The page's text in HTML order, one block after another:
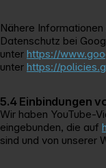
Nähere
Datenschutz bei
unter https://
unter https://
5.4 Einbindungen
Wir haben YouTube-
eingebunden, die auf
sind und von unserer